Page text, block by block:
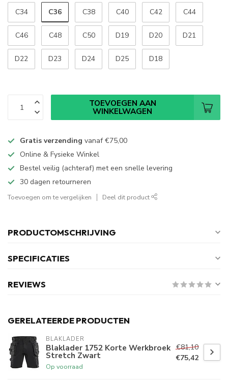
C34 C36 C38 C40 C42 C44
C46 C48 C50 D19 D20 D21
D22 D23 D24 D25 D18
TOEVOEGEN AAN
WINKELWAGEN
Gratis verzending vanaf€75,00
Online & Fysieke Winkel
Bestel veilig (achteraf) met een snelle levering
30 dagen retourneren
Toevoegen om te vergelijken Deel dit product
PRODUCTOMSCHRIJVING
SPECIFICATIES
REVIEWS
GERELATEERDE PRODUCTEN
BLAKLADER
Blaklader 1752 Korte Werkbroek
Stretch Zwart
Op voorraad
€81,10
€75,42